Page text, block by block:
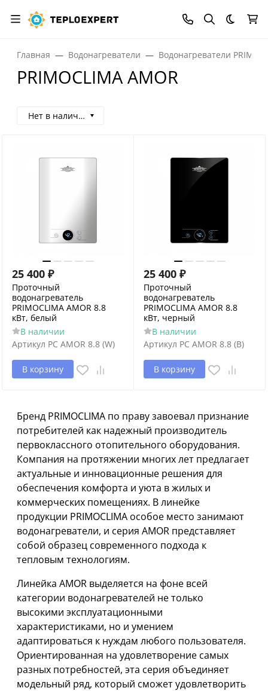
Темная
Главная Водонагреватели Водонагреватели
PRIMOCLIMA AMOR
Нет в наличии
25 400 ₽
Проточный
водонагреватель
PRIMOCLIMA AMOR 8.8
кВт, белый
В наличии
Артикул PC AMOR 8.8 (W)
В корзину
25 400 ₽
Проточный
водонагреватель
PRIMOCLIMA AMOR 8.8
кВт, черный
В наличии
Артикул PC AMOR 8.8 (B)
В корзину
Бренд PRIMOCLIMA по праву завоевал признание
потребителей как надежный производитель
первоклассного отопительного оборудования.
Компания на протяжении многих лет предлагает
актуальные и инновационные решения для
обеспечения комфорта и уюта в жилых и
коммерческих помещениях. В линейке
продукции PRIMOCLIMA особое место занимают
водонагреватели, и серия AMOR представляет
собой образец современного подхода к
тепловым технологиям.
Линейка AMOR выделяется на фоне всей
категории водонагревателей не только
высокими эксплуатационными
характеристиками, но и умением
адаптироваться к нуждам любого пользователя.
Ориентированная на удовлетворение самых
разных потребностей, эта серия объединяет
модельный ряд, который сможет удовлетворить